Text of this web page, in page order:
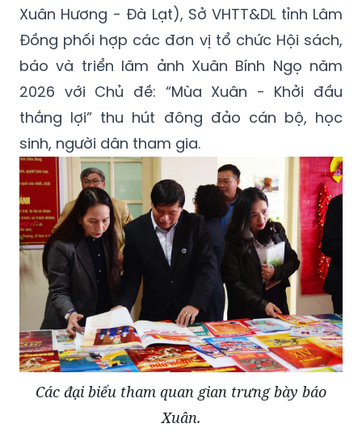
Xuân Hương - Đà Lạt), Sở VHTT&DL tỉnh Lâm
Đồng phối hợp các đơn vị tổ chức Hội sách,
báo và triển lãm ảnh Xuân Bính Ngọ năm
2026 với Chủ đề: “Mùa Xuân - Khởi đầu
thắng lợi” thu hút đông đảo cán bộ, học
sinh, người dân tham gia.
Các đại biểu tham quan gian trưng bày báo
Xuân.